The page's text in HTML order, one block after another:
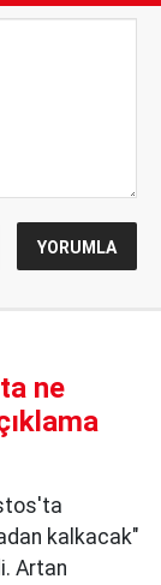
ne
kalkacak"
Artan